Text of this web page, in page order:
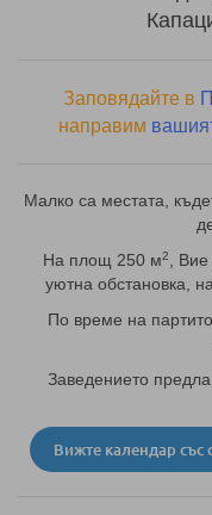
Заповядайте в
направим
Малко са местата,
На площ 250 м2
,
уютна обстановка,
По време на
Заведението
Вижте календар със